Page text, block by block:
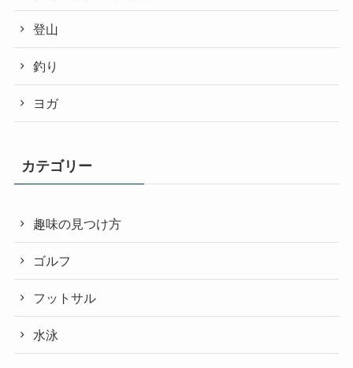
登山
釣り
ヨガ
カテゴリー
趣味の見つけ方
ゴルフ
フットサル
水泳